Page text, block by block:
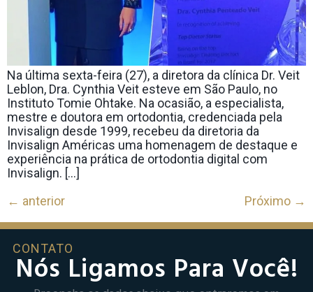
Na última sexta-feira (27), a diretora da clínica Dr. Veit
Leblon, Dra. Cynthia Veit esteve em São Paulo, no
Instituto Tomie Ohtake. Na ocasião, a especialista,
mestre e doutora em ortodontia, credenciada pela
Invisalign desde 1999, recebeu da diretoria da
Invisalign Américas uma homenagem de destaque e
experiência na prática de ortodontia digital com
Invisalign. […]
← anterior Próximo →
CONTATO
Nós Ligamos Para Você!